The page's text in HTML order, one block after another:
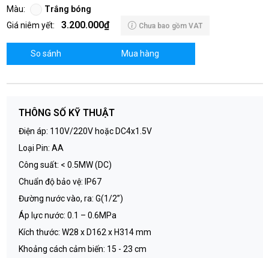
Màu:
Trắng bóng
Giá niêm yết:
3.200.000₫ Chưa bao gồm VAT
So sánh Mua hàng
THÔNG SỐ KỸ THUẬT
Điện áp: 110V/220V hoặc DC4x1.5V
Loại Pin: AA
Công suất: < 0.5MW (DC)
Chuẩn độ bảo vệ: IP67
Đường nước vào, ra: G(1/2”)
Áp lực nước: 0.1 – 0.6MPa
Kích thước: W28 x D162 x H314 mm
Khoảng cách cảm biến: 15 - 23 cm